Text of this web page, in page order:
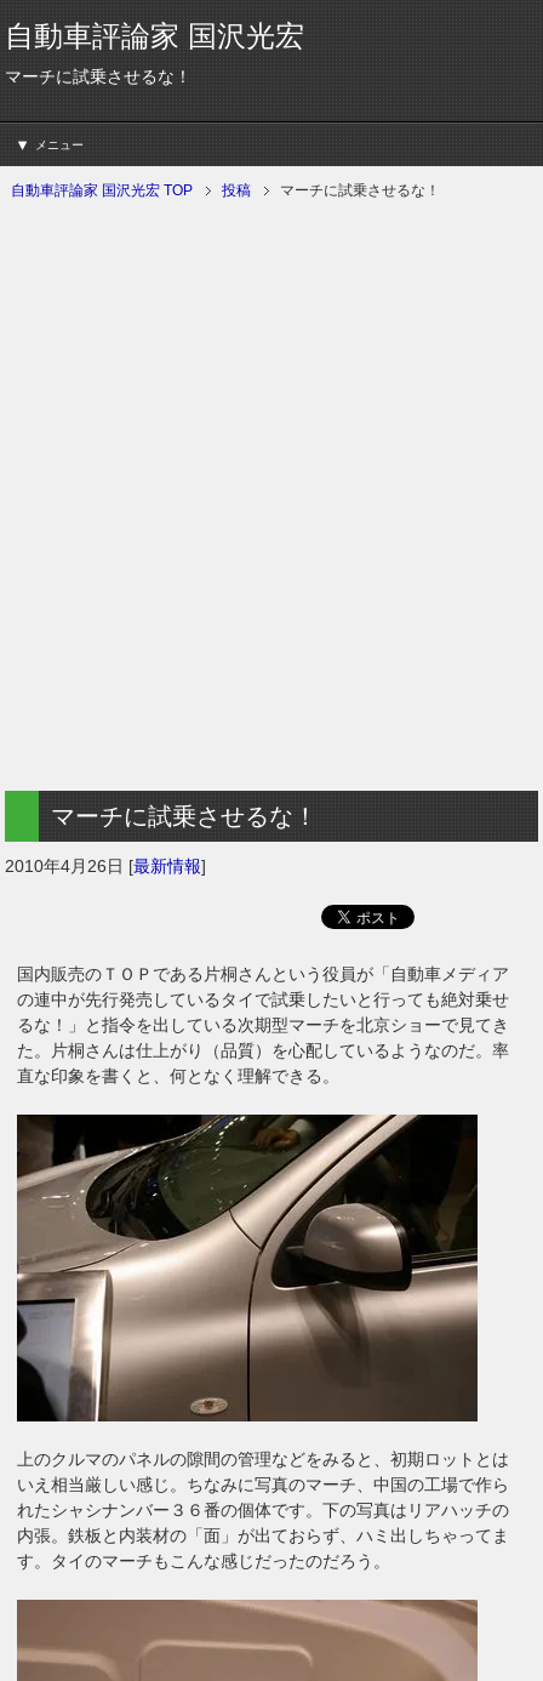
自動車評論家 国沢光宏
マーチに試乗させるな！
メニュー
自動車評論家 国沢光宏 TOP 投稿 マーチに試乗させるな！
マーチに試乗させるな！
2010年4月26日 [最新情報]
国内販売のＴＯＰである片桐さんという役員が「自動車メディア
の連中が先行発売しているタイで試乗したいと行っても絶対乗せ
るな！」と指令を出している次期型マーチを北京ショーで見てき
た。片桐さんは仕上がり（品質）を心配しているようなのだ。率
直な印象を書くと、何となく理解できる。
上のクルマのパネルの隙間の管理などをみると、初期ロットとは
いえ相当厳しい感じ。ちなみに写真のマーチ、中国の工場で作ら
れたシャシナンバー３６番の個体です。下の写真はリアハッチの
内張。鉄板と内装材の「面」が出ておらず、ハミ出しちゃってま
す。タイのマーチもこんな感じだったのだろう。